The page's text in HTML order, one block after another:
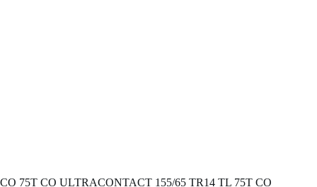
CO 75T CO ULTRACONTACT 155/65 TR14 TL 75T CO